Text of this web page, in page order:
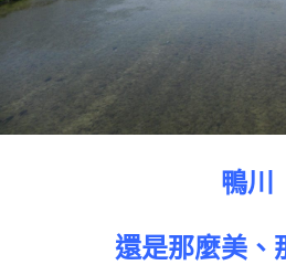
鴨川
還是那麼美、